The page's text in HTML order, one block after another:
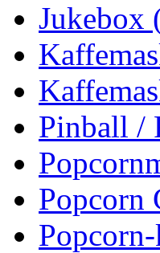
Jukebox
Pinball /
Popcorn